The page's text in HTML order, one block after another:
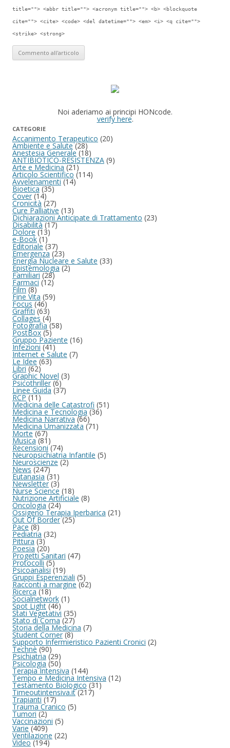
title=""> <abbr title=""> <acronym title=""> <b> <blockquote
cite=""> <cite> <code> <del datetime=""> <em> <i> <q cite="">
<strike> <strong>
Noi aderiamo ai principi HONcode.
verify here.
CATEGORIE
Accanimento Terapeutico (20)
Ambiente e Salute(28)
Anestesia Generale(18)
ANTIBIOTICO-RESISTENZA (9)
Arte e Medicina(21)
Articolo Scientifico (114)
Avvelenamenti(14)
Bioetica(35)
Cover(14)
Cronicità (27)
Cure Palliative (13)
Dichiarazioni Anticipate di Trattamento (23)
Disabilità(17)
Dolore(13)
e-Book(1)
Editoriale (37)
Emergenza (23)
Energia Nucleare e Salute (33)
Epistemologia(2)
Familiari(28)
Farmaci(12)
Film(8)
Fine Vita (59)
Focus(46)
Graffiti(63)
Collages (4)
Fotografia (58)
PostBox(5)
Gruppo Paziente (16)
Infezioni(41)
Internet e Salute (7)
Le Idee(63)
Libri(62)
Graphic Novel (3)
Psicothriller(6)
Linee Guida (37)
RCP(11)
Medicina delle Catastrofi (51)
Medicina e Tecnologia(36)
Medicina Narrativa(66)
Medicina Umanizzata (71)
Morte(67)
Musica(81)
Recensioni(74)
Neuropsichiatria Infantile (5)
Neuroscienze(2)
News(247)
Eutanasia (31)
Newsletter (3)
Nurse Science (18)
Nutrizione Artificiale (8)
Oncologia(24)
Ossigeno Terapia Iperbarica (21)
Out Of Border(25)
Pace(8)
Pediatria (32)
Pittura(3)
Poesia (20)
Progetti Sanitari (47)
Protocolli(5)
Psicoanalisi (19)
Gruppi Esperenziali (5)
Racconti a margine (62)
Ricerca(18)
Socialnetwork (1)
Spot Light(46)
Stati Vegetativi (35)
Stato di Coma(27)
Storia della Medicina (7)
Student Corner(8)
Supporto Infermieristico Pazienti Cronici (2)
Technè(90)
Psichiatria (29)
Psicologia (50)
Terapia Intensiva (144)
Tempo e Medicina Intensiva (12)
Testamento Biologico(31)
Timeoutintensiva.it(217)
Trapianti(17)
Trauma Cranico (5)
Tumori(2)
Vaccinazioni (5)
Varie(409)
Ventilazione (22)
Video(194)